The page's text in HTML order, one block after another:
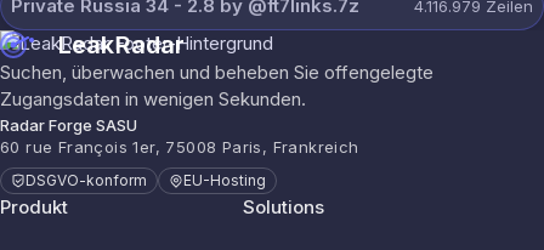
Private Russia 34 - 2.8 by @ft7links.7z 4.116.979 Zeilen
LeakRadar
Suchen, überwachen und beheben Sie offengelegte
Zugangsdaten in wenigen Sekunden.
Radar Forge SASU
60 rue François 1er, 75008 Paris, Frankreich
DSGVO-konform EU-Hosting
Produkt Solutions